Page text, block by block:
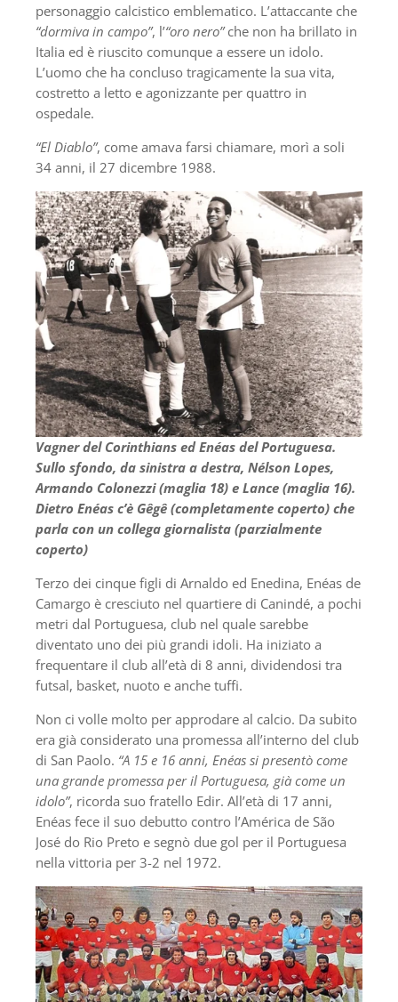
personaggio calcistico emblematico. L’attaccante che
“dormiva in campo”, l’“oro nero”che non ha brillato in
Italia ed è riuscito comunque a essere un idolo.
L’uomo che ha concluso tragicamente la sua vita,
costretto a letto e agonizzante per quattro in
ospedale.
“El Diablo”, come amava farsi chiamare, morì a soli
34 anni, il 27 dicembre 1988.
Vagner del Corinthians ed Enéas del Portuguesa.
Sullo sfondo, da sinistra a destra, Nélson Lopes,
Armando Colonezzi (maglia 18) e Lance (maglia 16).
Dietro Enéas c’è Gêgê (completamente coperto) che
parla con un collega giornalista (parzialmente
coperto)
Terzo dei cinque figli di Arnaldo ed Enedina, Enéas de
Camargo è cresciuto nel quartiere di Canindé, a pochi
metri dal Portuguesa, club nel quale sarebbe
diventato uno dei più grandi idoli. Ha iniziato a
frequentare il club all’età di 8 anni, dividendosi tra
futsal, basket, nuoto e anche tuffi.
Non ci volle molto per approdare al calcio. Da subito
era già considerato una promessa all’interno del club
di San Paolo. “A 15 e 16 anni, Enéas si presentò come
una grande promessa per il Portuguesa, già come un
idolo”, ricorda suo fratello Edir. All’età di 17 anni,
Enéas fece il suo debutto contro l’América de São
José do Rio Preto e segnò due gol per il Portuguesa
nella vittoria per 3-2 nel 1972.